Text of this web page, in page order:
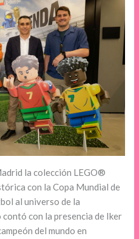
la colección LEGO®
con la Copa Mundial de
al universo de la
con la presencia de Iker
del mundo en